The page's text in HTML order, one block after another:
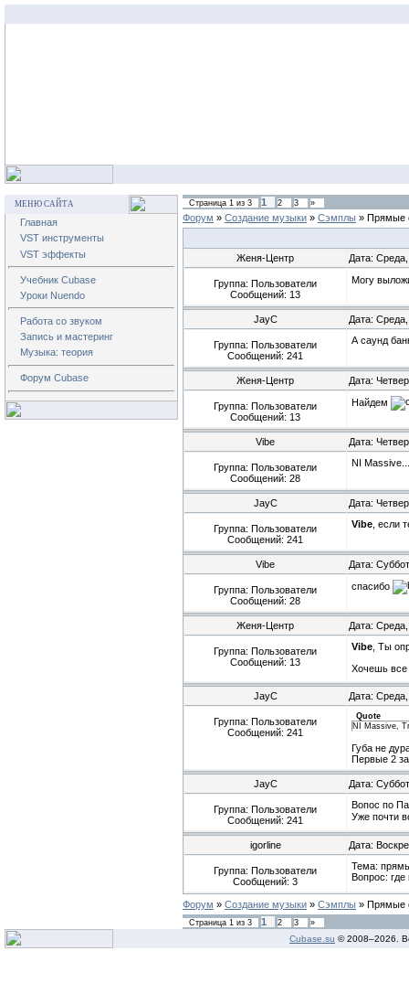
МЕНЮ САЙТА
Главная
VST инструменты
VST эффекты
Учебник Cubase
Уроки Nuendo
Работа со звуком
Запись и мастеринг
Музыка: теория
Форум Cubase
Страница 1 из 3 1 2 3 »
Форум » Создание музыки » Сэмплы » Прямые
Женя-Центр Дата:
Группа: Пользователи
Сообщений: 13
Могу
JayC Дата:
Группа: Пользователи
Сообщений: 241
А саунд
Женя-Центр Дата:
Группа: Пользователи
Сообщений: 13
Найдем
Vibe Дата:
Группа: Пользователи
Сообщений: 28
NI
JayC Дата:
Группа: Пользователи
Сообщений: 241
Vibe , если
Vibe Дата:
Группа: Пользователи
Сообщений: 28
спасибо
Женя-Центр Дата:
Группа: Пользователи
Сообщений: 13
Vibe , Ты
Хочешь
JayC Дата:
Группа: Пользователи
Сообщений: 241
Quote
NI Massive,
Губа не
Первые 2
JayC Дата:
Группа: Пользователи
Сообщений: 241
Вопос по
Уже почти
igorline Дата:
Группа: Пользователи
Сообщений: 3
Тема:
Вопрос:
Форум » Создание музыки » Сэмплы » Прямые
Страница 1 из 3 1 2 3 »
Cubase.su © 2008–2026.